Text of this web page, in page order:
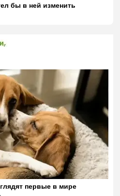
бы в ней изменить